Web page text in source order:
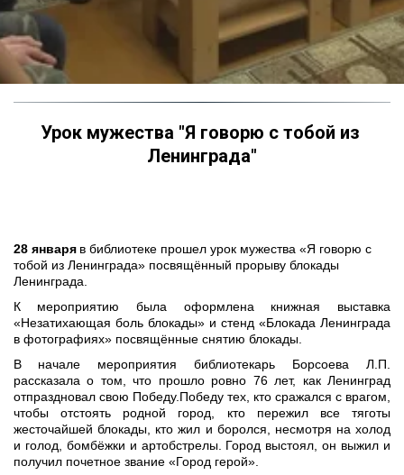
Урок мужества "Я говорю с тобой из
Ленинграда"
28 января в библиотеке прошел урок мужества «Я говорю с
тобой из Ленинграда» посвящённый прорыву блокады
Ленинграда.
К мероприятию была оформлена книжная выставка
«Незатихающая боль блокады» и стенд «Блокада Ленинграда
в фотографиях» посвящённые снятию блокады.
В начале мероприятия библиотекарь Борсоева Л.П.
рассказала о том, что прошло ровно 76 лет, как Ленинград
отпраздновал свою Победу.Победу тех, кто сражался с врагом,
чтобы отстоять родной город, кто пережил все тяготы
жесточайшей блокады, кто жил и боролся, несмотря на холод
и голод, бомбёжки и артобстрелы. Город выстоял, он выжил и
получил почетное звание «Город герой».